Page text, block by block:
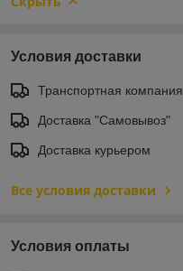
Условия доставки
Транспортная компания
Доставка "Самовывоз"
Доставка курьером
Все условия доставки
Условия оплаты